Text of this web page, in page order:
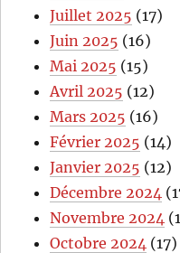
Juillet 2025 (17)
Juin 2025 (16)
Mai 2025 (15)
Avril 2025 (12)
Mars 2025 (16)
Février 2025 (14)
Janvier 2025 (12)
Décembre 2024
Novembre 2024
Octobre 2024 (17)